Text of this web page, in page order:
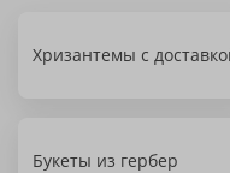
Хризантемы с
Букеты из гербер